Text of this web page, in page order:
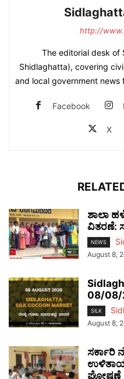
http://
The editorial desk of
Shidlaghatta), covering
and local government
Facebook
X
ಶಾಲಾ
ವಿತರಣೆ:
NEWS
August 8,
08/08/
SILK
August 8,
ಸರ್ಕಾರಿ
ಘೋಷಣೆ